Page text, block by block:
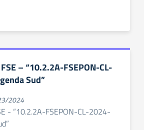
– “10.2.2A-FSEPON-CL-
Sud”
2024
- “10.2.2A-FSEPON-CL-2024-